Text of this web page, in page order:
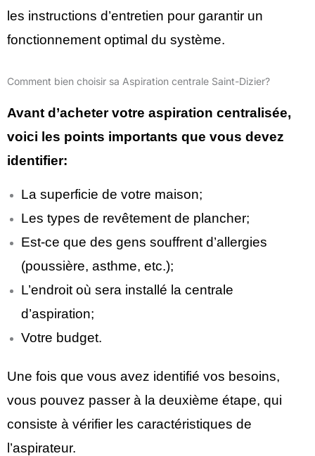
les instructions d’entretien pour garantir un
fonctionnement optimal du système.
Comment bien choisir sa Aspiration centrale Saint-Dizier?
Avant d’acheter votre aspiration centralisée,
voici les points importants que vous devez
identifier:
La superficie de votre maison;
Les types de revêtement de plancher;
Est-ce que des gens souffrent d’allergies
(poussière, asthme, etc.);
L’endroit où sera installé la centrale
d’aspiration;
Votre budget.
Une fois que vous avez identifié vos besoins,
vous pouvez passer à la deuxième étape, qui
consiste à vérifier les caractéristiques de
l’aspirateur.